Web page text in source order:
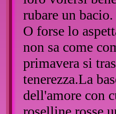
rubare un
O forse lo
non sa come
primavera si
tenerezza.La
dell'amore con